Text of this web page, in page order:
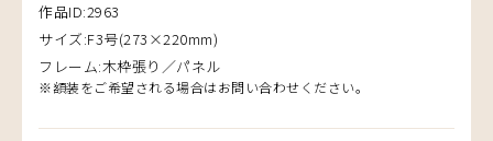
作品ID:2963
サイズ:F3号(273×220mm)
フレーム:木枠張り／パネル
※額装をご希望される場合はお問い合わせください。